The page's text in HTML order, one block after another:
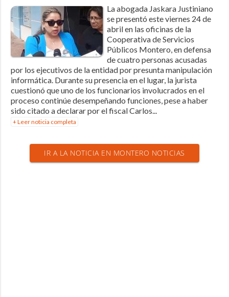
La abogada Jaskara Justiniano
se presentó este viernes 24 de
abril en las oficinas de la
Cooperativa de Servicios
Públicos Montero, en defensa
de cuatro personas acusadas
por los ejecutivos de la entidad por presunta manipulación
informática. Durante su presencia en el lugar, la jurista
cuestionó que uno de los funcionarios involucrados en el
proceso continúe desempeñando funciones, pese a haber
sido citado a declarar por el fiscal Carlos...
+ Leer noticia completa
IR A LA NOTICIA EN MONTERO NOTICIAS